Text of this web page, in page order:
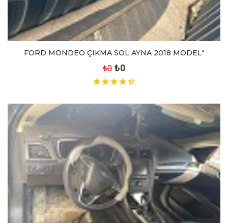
FORD MONDEO ÇIKMA SOL AYNA 2018 MODEL"
₺0 ₺0